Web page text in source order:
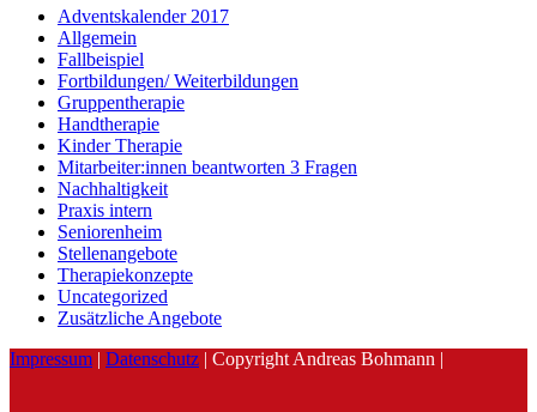
Adventskalender 2017
Allgemein
Fallbeispiel
Fortbildungen/ Weiterbildungen
Gruppentherapie
Handtherapie
Kinder Therapie
Mitarbeiter:innen beantworten 3 Fragen
Nachhaltigkeit
Praxis intern
Seniorenheim
Stellenangebote
Therapiekonzepte
Uncategorized
Zusätzliche Angebote
Impressum | Datenschutz | Copyright Andreas Bohmann |